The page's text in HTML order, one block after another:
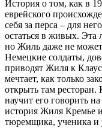
История о том, как в
еврейского
себя за перса – для
остаться в живых. Эта
но Жиль даже не может
Немецкие солдаты,
приводят Жиля к
мечтает, как только
открыть там
научит его говорить
история Жиля Кремье
тюремщика, ученика и